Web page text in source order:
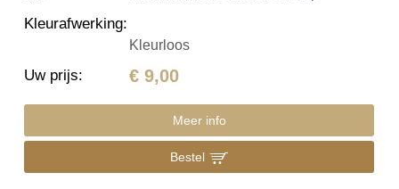
Kleurafwerking:
Kleurloos
Uw prijs: € 9,00
Meer info
Bestel